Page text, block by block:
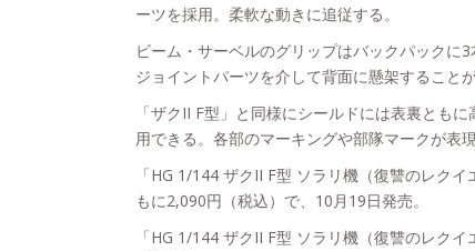
ーツを採用。柔軟な動きに追従する。
ビーム・サーベルのグリップはバックパックに
ジョイントパーツを介して背面に懸架することが
「ザクII F型」と同様にシールドには表裏とも
用できる。各部のマーキングや部隊マークが表
「HG 1/144 ザクII F型 ソラリ機（復讐のレク
もに2,090円（税込）で、10月19日発売。
「HG 1/144 ザクII F型 ソラリ機（復讐のレクイ